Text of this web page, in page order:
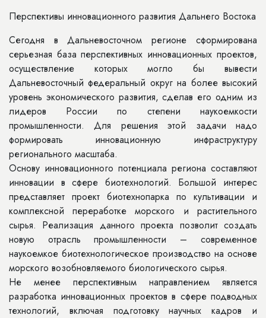
Перспективы инновационного развития Дальнего Востока
Сегодня в Дальневосточном регионе сформирована
серьезная база перспективных инновационных проектов,
осуществление которых могло бы вывести
Дальневосточный федеральный округ на более высокий
уровень экономического развития, сделав его одним из
лидеров России по степени наукоемкости
промышленности. Для решения этой задачи надо
формировать инновационную инфраструктуру
регионального масштаба.
Основу инновационного потенциала региона составляют
инновации в сфере биотехнологий. Большой интерес
представляет проект биотехнопарка по культивации и
комплексной переработке морского и растительного
сырья. Реализация данного проекта позволит создать
новую отрасль промышленности – современное
наукоемкое биотехнологическое производство на основе
морского возобновляемого биологического сырья.
Не менее перспективным направлением является
разработка инновационных проектов в сфере подводных
технологий, включая подготовку научных кадров и